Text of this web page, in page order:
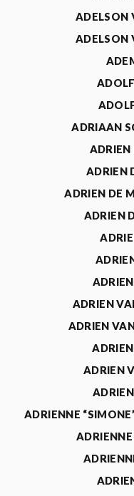
ADELSON
ADELSON
ADRIAAN
ADRIEN
ADRIEN
ADRIEN DE
ADRIEN
ADRIEN
ADRIEN
ADRIEN
ADRIENNE